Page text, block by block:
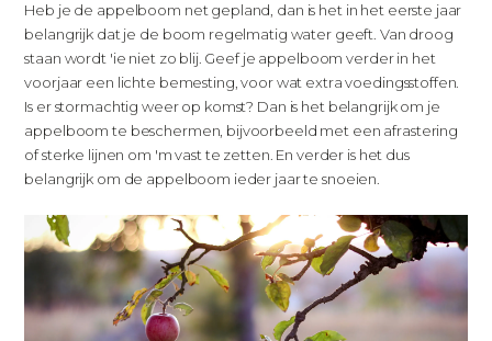
Heb je de appelboom net gepland, dan is het in het eerste jaar
belangrijk dat je de boom regelmatig water geeft. Van droog
staan wordt 'ie niet zo blij. Geef je appelboom verder in het
voorjaar een lichte bemesting, voor wat extra voedingsstoffen.
Is er stormachtig weer op komst? Dan is het belangrijk om je
appelboom te beschermen, bijvoorbeeld met een afrastering
of sterke lijnen om 'm vast te zetten. En verder is het dus
belangrijk om de appelboom ieder jaar te snoeien.